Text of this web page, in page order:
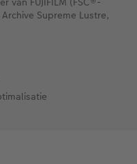
Supreme Lustre,